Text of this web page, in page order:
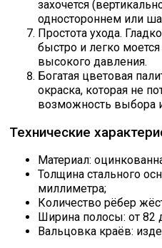
захочется
одностороннем или
Простота ухода.
быстро и легко
высокого давления.
Богатая цветовая
окраска, которая не
возможность выбора
Технические
Материал:
Толщина стального
миллиметра;
Количество рёбер
Ширина полосы: от 82
Вальцовка краёв: